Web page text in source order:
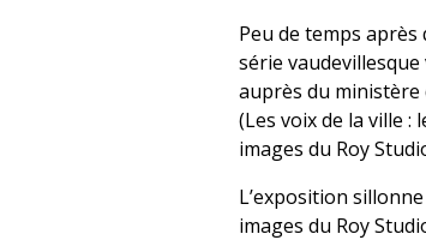
Peu de temps
série
auprès du ministère
(Les voix de la ville :
images du Roy
L’exposition
images du Roy